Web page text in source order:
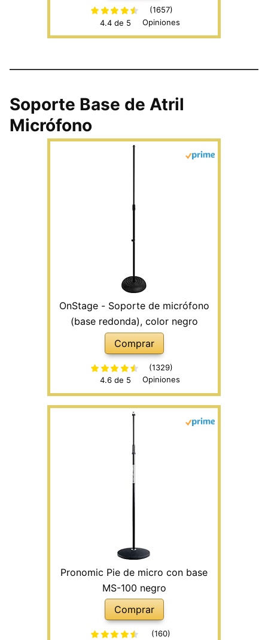
para Conciertos Videoconferencias
Escenarios CY0239
4.4 de 5
(1657)
Opiniones
Soporte Base de Atril
Micrófono
OnStage - Soporte de micrófono
(base redonda), color negro
Comprar
4.6 de 5
(1329)
Opiniones
Pronomic Pie de micro con base
MS-100 negro
Comprar
(160)